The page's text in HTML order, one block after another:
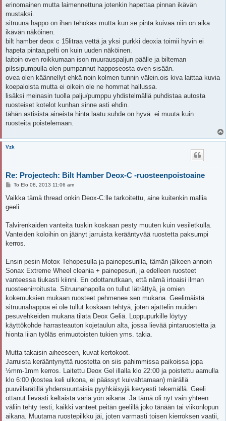
erinomainen mutta laimennettuna jotenkin hapettaa pinnan ikävän
mustaksi.
sitruuna happo on ihan tehokas mutta kun se pinta kuivaa niin on aika
ikävän näköinen.
bilt hamber deox c 15litraa vettä ja yksi purkki deoxia toimii hyvin ei
hapeta pintaa,pelti on kuin uuden näköinen.
laitoin oven roikkumaan ison muurauspaljun päälle ja bilteman
pilssipumpulla olen pumpannut happoseosta oven sisään.
ovea olen käännellyt ehkä noin kolmen tunnin välein.ois kiva laittaa kuvia
koepaloista mutta ei oikein ole ne hommat hallussa.
lisäksi meinasin tuolla palju/pumppu yhdistelmällä puhdistaa autosta
ruosteiset kotelot kunhan sinne asti ehdin.
tähän astisista aineista hinta laatu suhde on hyvä. ei muuta kuin
ruosteita poistelemaan.
l
Vzk
Re: Projectech: Bilt Hamber Deox-C -ruosteenpoistoaine
V
e
t
To Elo 08, 2013 11:06 am
Vaikka tämä thread onkin Deox-C:lle tarkoitettu, aine kuitenkin mallia
geeli
Talvirenkaiden vanteita tuskin koskaan pesty muuten kuin vesiletkulla.
Vanteiden koloihin on jäänyt jarruista kerääntyvää ruostetta paksumpi
kerros.
Ensin pesin Motox Tehopesulla ja painepesurilla, tämän jälkeen annoin
Sonax Extreme Wheel cleania + painepesuri, ja edelleen ruosteet
vanteessa tiukasti kiinni. En odottanutkaan, että nämä irtoaisi ilman
ruosteenirroitusta. Sitruunahapolla on tullut läträttyä, ja omien
kokemuksien mukaan ruosteet pehmenee sen mukana. Geelimäistä
sitruunahappoa ei ole tullut koskaan tehtyä, joten ajattelin muiden
pesuvehkeiden mukana tilata Deox Geliä. Loppupurkille löytyy
käyttökohde harrasteauton kojetaulun alta, jossa lievää pintaruostetta ja
hionta liian työläs erimuotoisten tukien yms. takia.
Mutta takaisin aiheeseen, kuvat kertokoot.
Jarruista kerääntynyttä ruostetta on siis pahimmissa paikoissa jopa
½mm-1mm kerros. Laitettu Deox Gel illalla klo 22:00 ja poistettu aamulla
klo 6:00 (kostea keli ulkona, ei päässyt kuivahtamaan) märällä
puuvillarätillä yhdensuuntaisia pyyhkäisyjä kevyesti tekemällä. Geeli
ottanut lievästi keltaista väriä yön aikana. Ja tämä oli nyt vain yhteen
väliin tehty testi, kaikki vanteet peitän geelillä joko tänään tai viikonlopun
aikana. Muutama ruostepilkku jäi, joten varmasti toisen kierroksen vaatii,